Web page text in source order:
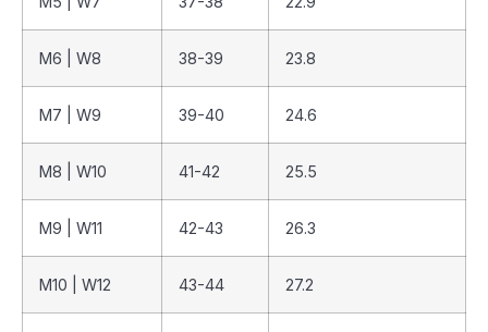
M6 | W8 38-39 23.8
M7 | W9 39-40 24.6
M8 | W10 41-42 25.5
M9 | W11 42-43 26.3
M10 | W12 43-44 27.2